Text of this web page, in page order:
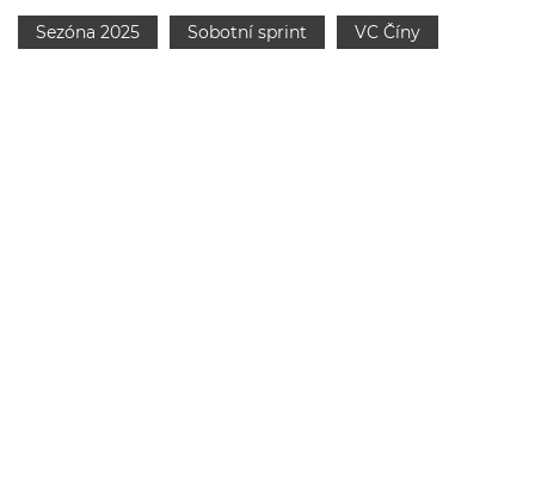
Sezóna 2025 Sobotní sprint VC Číny